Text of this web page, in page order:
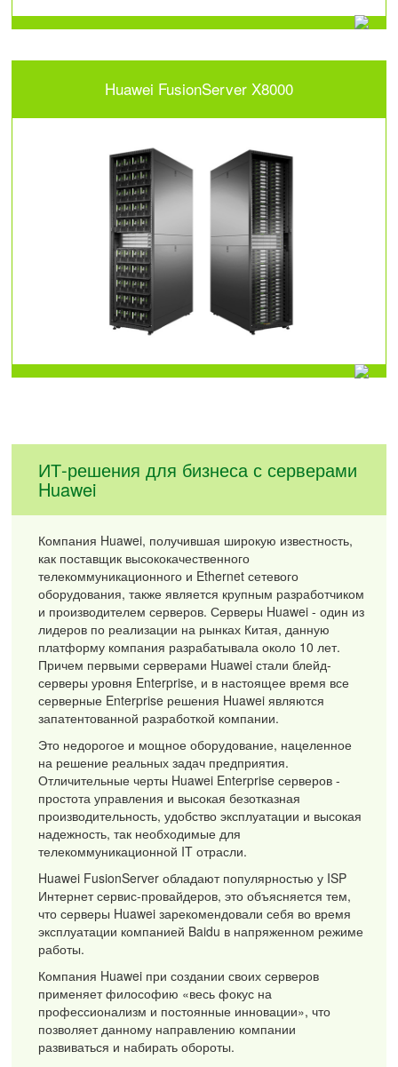
Huawei FusionServer X8000
ИТ-решения для бизнеса с серверами
Huawei
Компания Huawei, получившая широкую известность,
как поставщик высококачественного
телекоммуникационного и Ethernet сетевого
оборудования, также является крупным разработчиком
и производителем серверов. Серверы Huawei - один из
лидеров по реализации на рынках Китая, данную
платформу компания разрабатывала около 10 лет.
Причем первыми серверами Huawei стали блейд-
серверы уровня Enterprise, и в настоящее время все
серверные Enterprise решения Huawei являются
запатентованной разработкой компании.
Это недорогое и мощное оборудование, нацеленное
на решение реальных задач предприятия.
Отличительные черты Huawei Enterprise серверов -
простота управления и высокая безотказная
производительность, удобство эксплуатации и высокая
надежность, так необходимые для
телекоммуникационной IT отрасли.
Huawei FusionServer обладают популярностью у ISP
Интернет сервис-провайдеров, это объясняется тем,
что серверы Huawei зарекомендовали себя во время
эксплуатации компанией Baidu в напряженном режиме
работы.
Компания Huawei при создании своих серверов
применяет философию «весь фокус на
профессионализм и постоянные инновации», что
позволяет данному направлению компании
развиваться и набирать обороты.